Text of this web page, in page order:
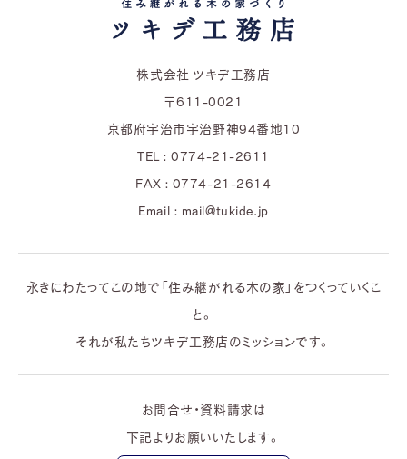
株式会社 ツキデ工務店
〒611-0021
京都府宇治市宇治野神94番地10
TEL : 0774-21-2611
FAX : 0774-21-2614
Email : mail@tukide.jp
永きにわたってこの地で「住み継がれる木の家」をつくっていくこ
と。
それが私たちツキデ工務店のミッションです。
お問合せ・資料請求は
下記よりお願いいたします。